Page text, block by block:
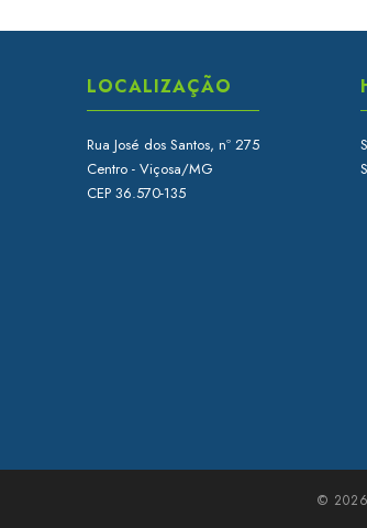
LOCALIZAÇÃO
Rua José dos Santos, nº 275
Centro - Viçosa/MG
CEP 36.570-135
©